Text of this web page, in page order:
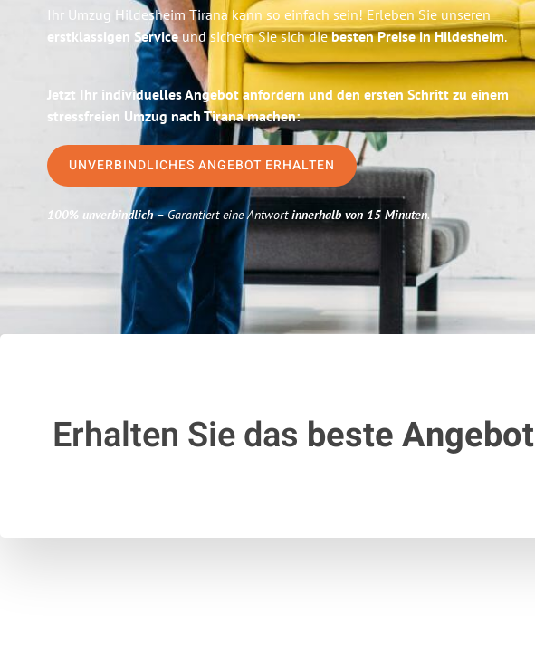
Ihr Umzug Hildesheim Tirana kann so einfach sein! Erleben Sie unseren
erstklassigen Serviceund sichern Sie sich diebesten Preise in Hildesheim.
Jetzt Ihr individuelles Angebot anfordern und den ersten Schritt zu einem
stressfreien Umzug nach Tirana machen:
UNVERBINDLICHES ANGEBOT ERHALTEN
100% unverbindlich– Garantiert eine Antwortinnerhalb von 15 Minuten.
Erhalten Sie das beste Angebot